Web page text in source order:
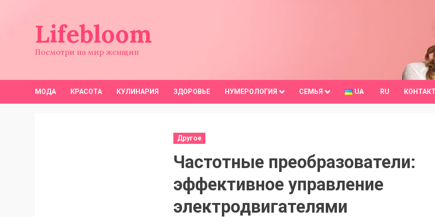
содержимомуLifebloom
Посмотри на мир женщин
МОДА КРАСОТА КУЛИНАРИЯ ЗДОРОВЬЕ НУМЕРОЛОГИЯ СЕМЬЯ UA RU
Другое
Частотные преобразователи:
эффективное управление
электродвигателями